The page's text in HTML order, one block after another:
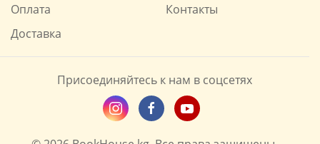
Оплата
Контакты
Доставка
Присоединяйтесь к нам в соцсетях